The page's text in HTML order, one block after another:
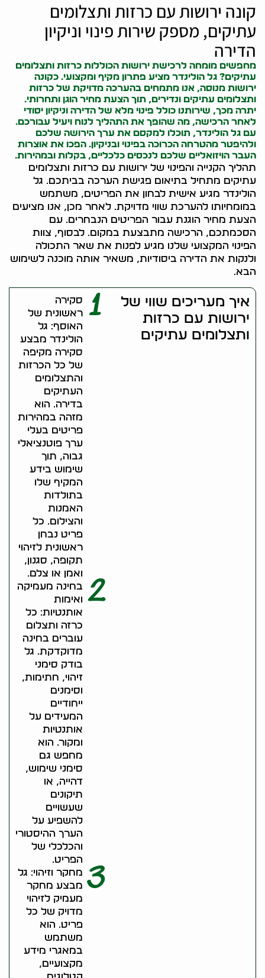
קונה ירושות עם כרזות ותצלומים
עתיקים, מספק שירות פינוי וניקיון
הדירה
מחפשים מומחה לרכישת ירושות הכוללות כרזות ותצלומים
עתיקים? גל הולינדר מציע פתרון מקיף ומקצועי. כקונה
ירושות מנוסה, אנו מתמחים בהערכה מדויקת של כרזות
ותצלומים עתיקים ונדירים, תוך הצעת מחיר הוגן ותחרותי.
יתרה מכך, שירותנו כולל פינוי מלא של הדירה וניקיון יסודי
לאחר הרכישה, מה שהופך את התהליך לנוח ויעיל עבורכם.
עם גל הולינדר, תוכלו למקסם את ערך הירושה שלכם
ולהיפטר מהטרחה הכרוכה בפינוי ובניקיון. הפכו את אוצרות
העבר הויזואליים שלכם לנכסים כלכליים, בקלות ובמהירות.
תהליך הקנייה והפינוי של ירושות עם כרזות ותצלומים
עתיקים מתחיל בתיאום פגישת הערכה בביתכם. גל
הולינדר מגיע אישית לבחון את הפריטים, משתמש
במומחיותו להערכת שווי מדויקת. לאחר מכן, אנו מציעים
הצעת מחיר הוגנת עבור הפריטים הנבחרים. עם
הסכמתכם, הרכישה מתבצעת במקום. לבסוף, צוות
הפינוי המקצועי שלנו מגיע לפנות את שאר התכולה
ולנקות את הדירה ביסודיות, משאיר אותה מוכנה לשימוש
הבא.
איך מעריכים שווי של
ירושות עם כרזות
ותצלומים עתיקים
1
סקירה
ראשונית של
האוסף: גל
הולינדר מבצע
סקירה מקיפה
של כל הכרזות
והתצלומים
העתיקים
בדירה. הוא
מזהה במהירות
פריטים בעלי
ערך פוטנציאלי
גבוה, תוך
שימוש בידע
המקיף שלו
בתולדות
האמנות
והצילום. כל
פריט נבחן
ראשונית לזיהוי
תקופה, סגנון,
ואמן או צלם.
2 בחינה מעמיקה
ואימות
אותנטיות: כל
כרזה ותצלום
עוברים בחינה
מדוקדקת. גל
בודק סימני
זיהוי, חתימות,
וסימנים
ייחודיים
המעידים על
אותנטיות
ומקור. הוא
מחפש גם
סימני שימוש,
דהייה, או
תיקונים
שעשויים
להשפיע על
הערך ההיסטורי
והכלכלי של
הפריט.
3 מחקר וזיהוי: גל
מבצע מחקר
מעמיק לזיהוי
מדויק של כל
פריט. הוא
משתמש
במאגרי מידע
מקצועיים,